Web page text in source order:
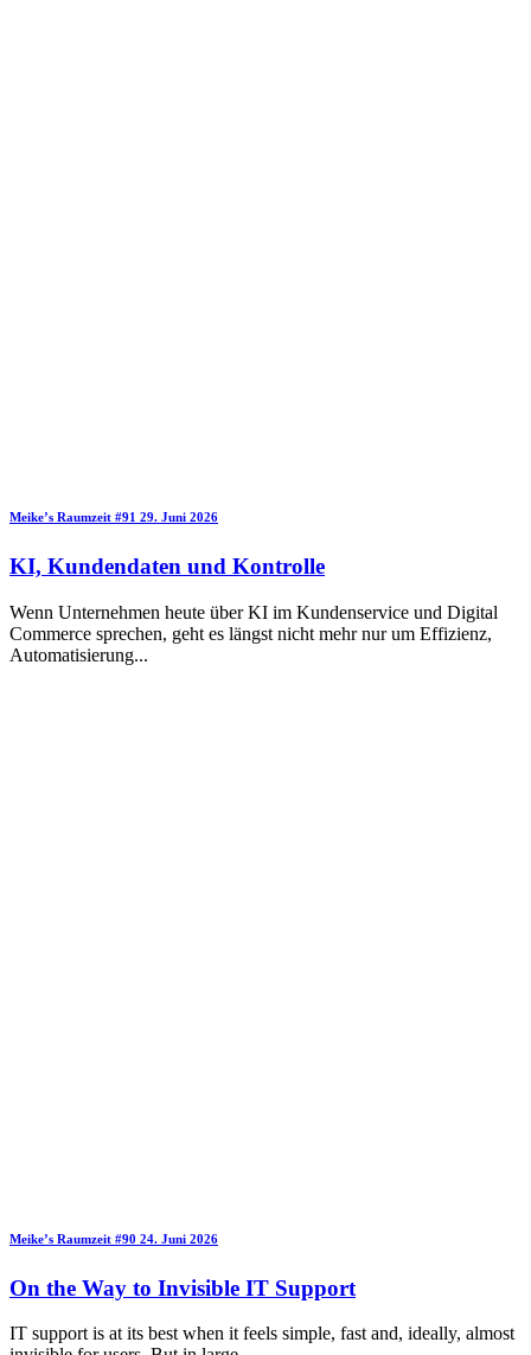
Meike’s Raumzeit #91 29. Juni 2026
KI, Kundendaten und Kontrolle
Wenn Unternehmen heute über KI im Kundenservice und Digital
Commerce sprechen, geht es längst nicht mehr nur um Effizienz,
Automatisierung...
Meike’s Raumzeit #90 24. Juni 2026
On the Way to Invisible IT Support
IT support is at its best when it feels simple, fast and, ideally, almost